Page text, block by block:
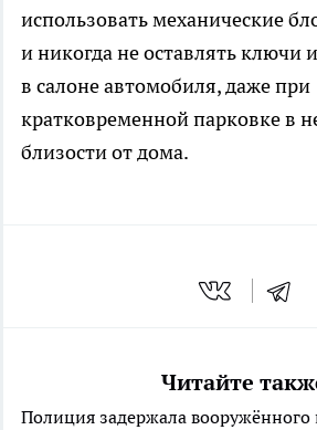
использовать механические
и никогда не оставлять ключи
в салоне автомобиля, даже при
кратковременной парковке в
близости от дома.
Читайте
Полиция задержала